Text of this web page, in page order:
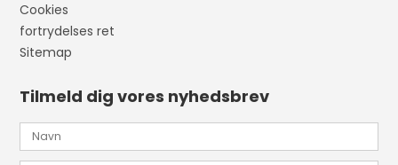
Cookies
fortrydelses ret
Sitemap
Tilmeld dig vores nyhedsbrev